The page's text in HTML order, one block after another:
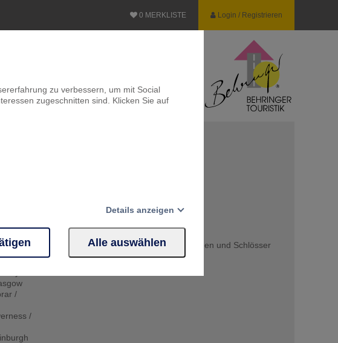
Login / Registrieren
0 MERKLISTE
Bergwelt, glasklare Seen, märchenhafte Burgen und Schlösser
/
/
zu verbessern, um mit Social
zugeschnitten sind. Klicken Sie auf
Details anzeigen
Funktion der Website erforderlich.
für die einwandfreie Funktion der Website
Alle auswählen